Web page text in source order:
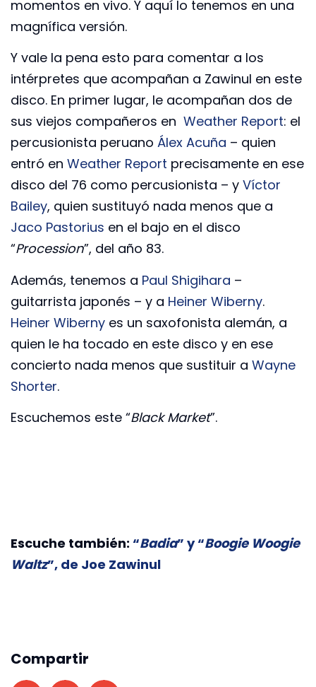
momentos en vivo. Y aquí lo tenemos en una
magnífica versión.
Y vale la pena esto para comentar a los
intérpretes que acompañan a Zawinul en este
disco. En primer lugar, le acompañan dos de
sus viejos compañeros en Weather Report: el
percusionista peruano Álex Acuña – quien
entró en Weather Report precisamente en ese
disco del 76 como percusionista – y Víctor
Bailey, quien sustituyó nada menos que a
Jaco Pastorius en el bajo en el disco
“Procession”, del año 83.
Además, tenemos a Paul Shigihara –
guitarrista japonés – y a Heiner Wiberny.
Heiner Wiberny es un saxofonista alemán, a
quien le ha tocado en este disco y en ese
concierto nada menos que sustituir a Wayne
Shorter.
Escuchemos este “Black Market”.
Escuche también: “Badia” y “Boogie Woogie
Waltz”, de Joe Zawinul
Compartir